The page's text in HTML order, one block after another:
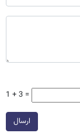
1 + 3 =
ارسال